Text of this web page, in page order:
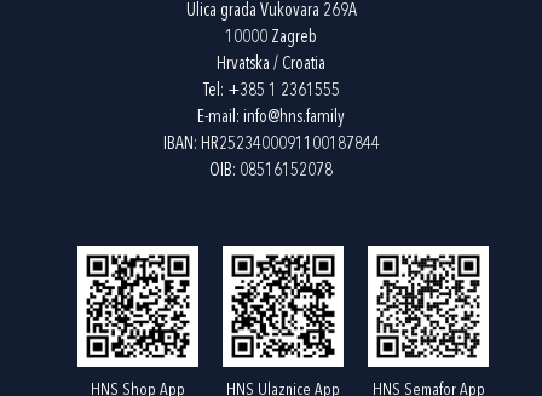
Ulica grada Vukovara 269A
10000 Zagreb
Hrvatska / Croatia
Tel: +385 1 2361555
E-mail: info@hns.family
IBAN: HR2523400091100187844
OIB: 08516152078
HNS Shop App HNS Ulaznice App HNS Semafor App